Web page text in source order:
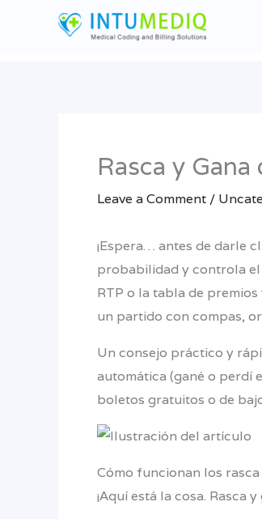
Rasca y
Leave a Comment /
¡Espera… antes de darle
probabilidad y controla el
RTP o la tabla de
un partido con compas,
Un consejo práctico y
automática (gané o perdí
boletos gratuitos o de
Cómo funcionan los
¡Aquí está la cosa.